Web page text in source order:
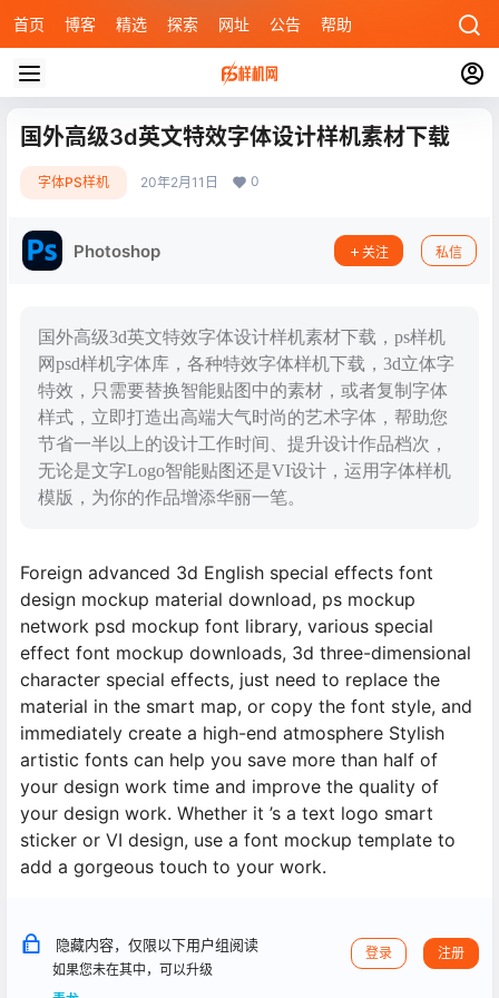
首页 博客 精选 探索 网址 公告 帮助
国外高级3d英文特效字体设计样机素材下载
字体PS样机 20年2月11日 0
Photoshop 关注 私信
国外高级3d英文特效字体设计样机素材下载，ps样机
网psd样机字体库，各种特效字体样机下载，3d立体字
特效，只需要替换智能贴图中的素材，或者复制字体
样式，立即打造出高端大气时尚的艺术字体，帮助您
节省一半以上的设计工作时间、提升设计作品档次，
无论是文字Logo智能贴图还是VI设计，运用字体样机
模版，为你的作品增添华丽一笔。
Foreign advanced 3d English special effects font
design mockup material download, ps mockup
network psd mockup font library, various special
effect font mockup downloads, 3d three-dimensional
character special effects, just need to replace the
material in the smart map, or copy the font style, and
immediately create a high-end atmosphere Stylish
artistic fonts can help you save more than half of
your design work time and improve the quality of
your design work. Whether it ’s a text logo smart
sticker or VI design, use a font mockup template to
add a gorgeous touch to your work.
隐藏内容，仅限以下用户组阅读
如果您未在其中，可以升级
登录 注册